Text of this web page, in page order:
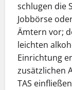
schlugen die
Jobbörse
Ämtern vor;
leichten
Einrichtung
zusätzlichen
TAS